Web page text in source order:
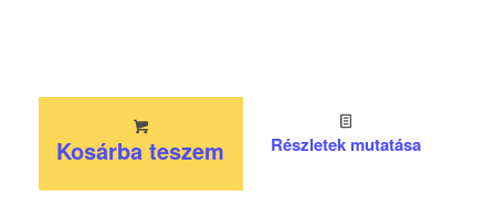
Kosárba teszem Részletek mutatása